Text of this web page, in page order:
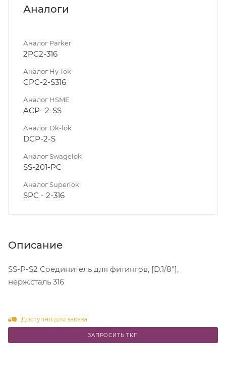
Аналоги
Аналог Parker
2PC2-316
Аналог Hy-lok
CPC-2-S316
Аналог HSME
ACP- 2-SS
Аналог Dk-lok
DCP-2-S
Аналог Swagelok
SS-201-PC
Аналог Superlok
SPC - 2-316
Описание
SS-P-S2 Соединитель для фитингов, [D.1/8"],
нерж.сталь 316
Доступно для заказа
ЗАПРОСИТЬ ТКП